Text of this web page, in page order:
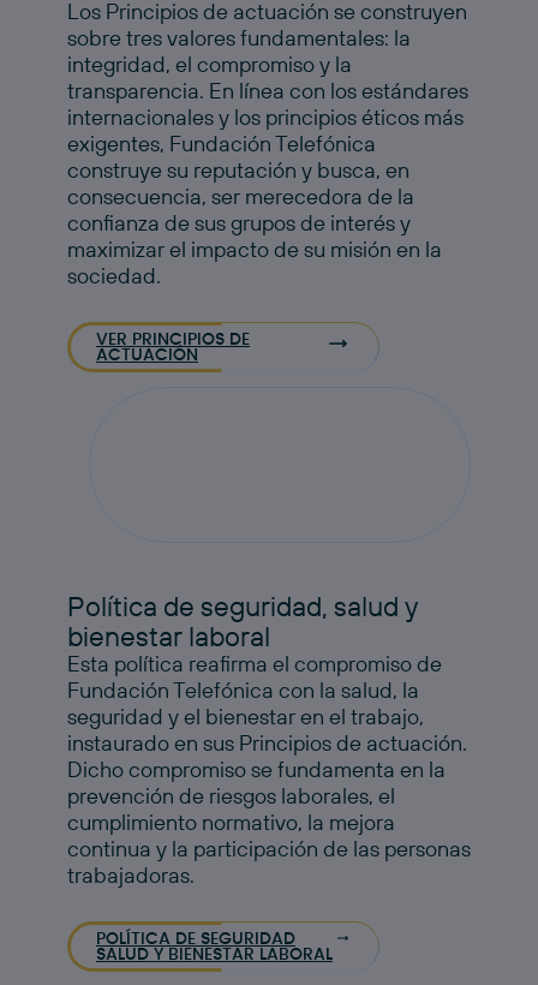
Los Principios de actuación se construyen
sobre tres valores fundamentales: la
integridad, el compromiso y la
transparencia. En línea con los estándares
internacionales y los principios éticos más
exigentes, Fundación Telefónica
construye su reputación y busca, en
consecuencia, ser merecedora de la
confianza de sus grupos de interés y
maximizar el impacto de su misión en la
sociedad.
VER PRINCIPIOS DE
ACTUACIÓN
Política de seguridad, salud y
bienestar laboral
Esta política reafirma el compromiso de
Fundación Telefónica con la salud, la
seguridad y el bienestar en el trabajo,
instaurado en sus Principios de actuación.
Dicho compromiso se fundamenta en la
prevención de riesgos laborales, el
cumplimiento normativo, la mejora
continua y la participación de las personas
trabajadoras.
POLÍTICA DE SEGURIDAD
SALUD Y BIENESTAR LABORAL